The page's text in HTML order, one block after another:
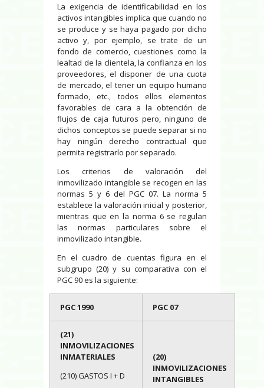
La exigencia de identificabilidad en los
activos intangibles implica que cuando no
se produce y se haya pagado por dicho
activo y, por ejemplo, se trate de un
fondo de comercio, cuestiones como la
lealtad de la clientela, la confianza en los
proveedores, el disponer de una cuota
de mercado, el tener un equipo humano
formado, etc., todos ellos elementos
favorables de cara a la obtención de
flujos de caja futuros pero, ninguno de
dichos conceptos se puede separar si no
hay ningún derecho contractual que
permita registrarlo por separado.
Los criterios de valoración del
inmovilizado intangible se recogen en las
normas 5 y 6 del PGC 07. La norma 5
establece la valoración inicial y posterior,
mientras que en la norma 6 se regulan
las normas particulares sobre el
inmovilizado intangible.
En el cuadro de cuentas figura en el
subgrupo (20) y su comparativa con el
PGC 90 es la siguiente:
PGC 1990 PGC 07
(21)
INMOVILIZACIONES
INMATERIALES
(210) GASTOS I + D
(20)
INMOVILIZACIONES
INTANGIBLES